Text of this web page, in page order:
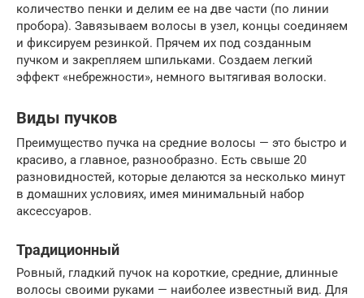
количество пенки и делим ее на две части (по линии
пробора). Завязываем волосы в узел, концы соединяем
и фиксируем резинкой. Прячем их под созданным
пучком и закрепляем шпильками. Создаем легкий
эффект «небрежности», немного вытягивая волоски.
Виды пучков
Преимущество пучка на средние волосы — это быстро и
красиво, а главное, разнообразно. Есть свыше 20
разновидностей, которые делаются за несколько минут
в домашних условиях, имея минимальный набор
аксессуаров.
Традиционный
Ровный, гладкий пучок на короткие, средние, длинные
волосы своими руками — наиболее известный вид. Для